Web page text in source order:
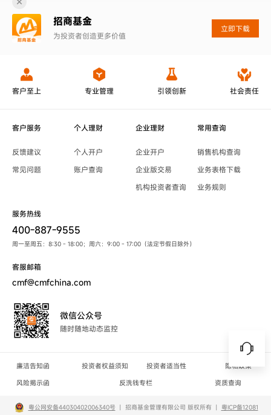
招商基金
为投资者创造更多价值
立即下载
客户至上 专业管理 引领创新 社会责任
客户服务
反馈建议
常见问题
个人理财
个人开户
账户查询
企业理财
企业开户
企业版交易
机构投资者查询
常用查询
销售机构查询
业务表格下载
业务规则
服务热线
400-887-9555
周一至周五：8:30 - 18:00；周六：9:00 - 17:00（法定节假日除外）
客服邮箱
cmf@cmfchina.com
微信公众号
随时随地动态监控
廉洁告知函 投资者权益须知 投资者适当性
隐私政策
风险揭示函
反洗钱专栏 资质查询
粤公网安备44030402006340号 丨 招商基金管理有限公司 版权所有 丨 粤ICP备12081